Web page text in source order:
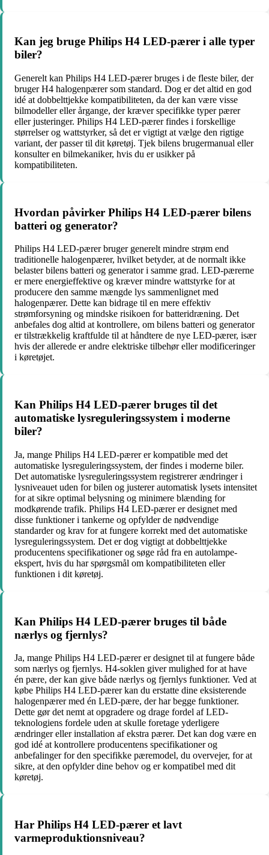
Kan jeg bruge Philips H4 LED-pærer i alle typer
biler?
Generelt kan Philips H4 LED-pærer bruges i de fleste biler, der
bruger H4 halogenpærer som standard. Dog er det altid en god
idé at dobbelttjekke kompatibiliteten, da der kan være visse
bilmodeller eller årgange, der kræver specifikke typer pærer
eller justeringer. Philips H4 LED-pærer findes i forskellige
størrelser og wattstyrker, så det er vigtigt at vælge den rigtige
variant, der passer til dit køretøj. Tjek bilens brugermanual eller
konsulter en bilmekaniker, hvis du er usikker på
kompatibiliteten.
Hvordan påvirker Philips H4 LED-pærer bilens
batteri og generator?
Philips H4 LED-pærer bruger generelt mindre strøm end
traditionelle halogenpærer, hvilket betyder, at de normalt ikke
belaster bilens batteri og generator i samme grad. LED-pærerne
er mere energieffektive og kræver mindre wattstyrke for at
producere den samme mængde lys sammenlignet med
halogenpærer. Dette kan bidrage til en mere effektiv
strømforsyning og mindske risikoen for batteridræning. Det
anbefales dog altid at kontrollere, om bilens batteri og generator
er tilstrækkelig kraftfulde til at håndtere de nye LED-pærer, især
hvis der allerede er andre elektriske tilbehør eller modificeringer
i køretøjet.
Kan Philips H4 LED-pærer bruges til det
automatiske lysreguleringssystem i moderne
biler?
Ja, mange Philips H4 LED-pærer er kompatible med det
automatiske lysreguleringssystem, der findes i moderne biler.
Det automatiske lysreguleringssystem registrerer ændringer i
lysniveauet uden for bilen og justerer automatisk lysets intensitet
for at sikre optimal belysning og minimere blænding for
modkørende trafik. Philips H4 LED-pærer er designet med
disse funktioner i tankerne og opfylder de nødvendige
standarder og krav for at fungere korrekt med det automatiske
lysreguleringssystem. Det er dog vigtigt at dobbelttjekke
producentens specifikationer og søge råd fra en autolampe-
ekspert, hvis du har spørgsmål om kompatibiliteten eller
funktionen i dit køretøj.
Kan Philips H4 LED-pærer bruges til både
nærlys og fjernlys?
Ja, mange Philips H4 LED-pærer er designet til at fungere både
som nærlys og fjernlys. H4-soklen giver mulighed for at have
én pære, der kan give både nærlys og fjernlys funktioner. Ved at
købe Philips H4 LED-pærer kan du erstatte dine eksisterende
halogenpærer med én LED-pære, der har begge funktioner.
Dette gør det nemt at opgradere og drage fordel af LED-
teknologiens fordele uden at skulle foretage yderligere
ændringer eller installation af ekstra pærer. Det kan dog være en
god idé at kontrollere producentens specifikationer og
anbefalinger for den specifikke pæremodel, du overvejer, for at
sikre, at den opfylder dine behov og er kompatibel med dit
køretøj.
Har Philips H4 LED-pærer et lavt
varmeproduktionsniveau?